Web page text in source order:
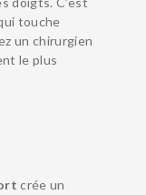
touche
un chirurgien
le plus
crée un